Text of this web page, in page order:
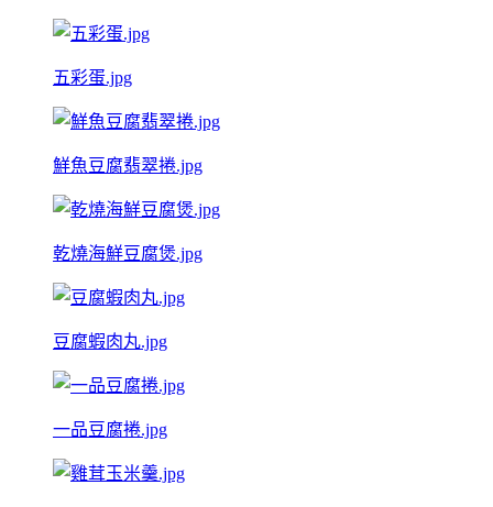
五彩蛋.jpg
鮮魚豆腐翡翠捲.jpg
乾燒海鮮豆腐煲.jpg
豆腐蝦肉丸.jpg
一品豆腐捲.jpg